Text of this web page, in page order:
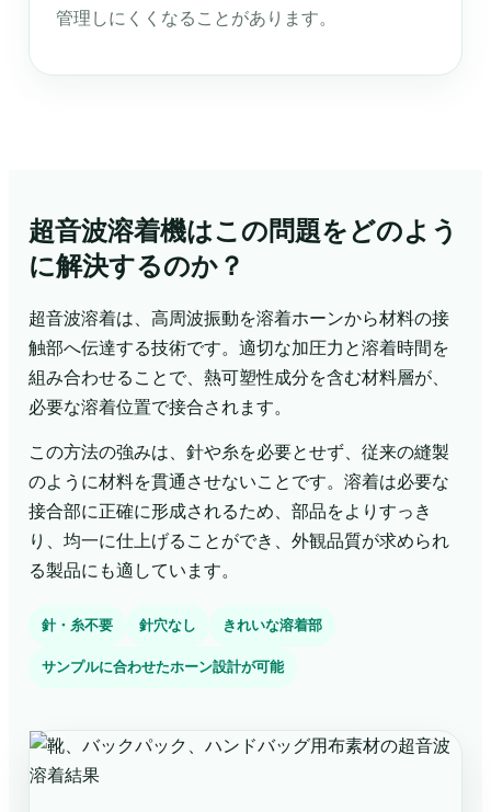
管理しにくくなることがあります。
超音波溶着機はこの問題をどのよう
に解決するのか？
超音波溶着は、高周波振動を溶着ホーンから材料の接
触部へ伝達する技術です。適切な加圧力と溶着時間を
組み合わせることで、熱可塑性成分を含む材料層が、
必要な溶着位置で接合されます。
この方法の強みは、針や糸を必要とせず、従来の縫製
のように材料を貫通させないことです。溶着は必要な
接合部に正確に形成されるため、部品をよりすっき
り、均一に仕上げることができ、外観品質が求められ
る製品にも適しています。
針・糸不要 針穴なし きれいな溶着部
サンプルに合わせたホーン設計が可能